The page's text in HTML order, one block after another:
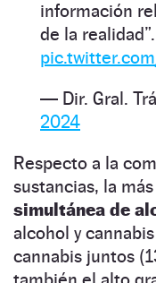
información
de la
— Dir. Gral.
2024
Respecto a la
sustancias, la
simultánea de
alcohol y
cannabis juntos